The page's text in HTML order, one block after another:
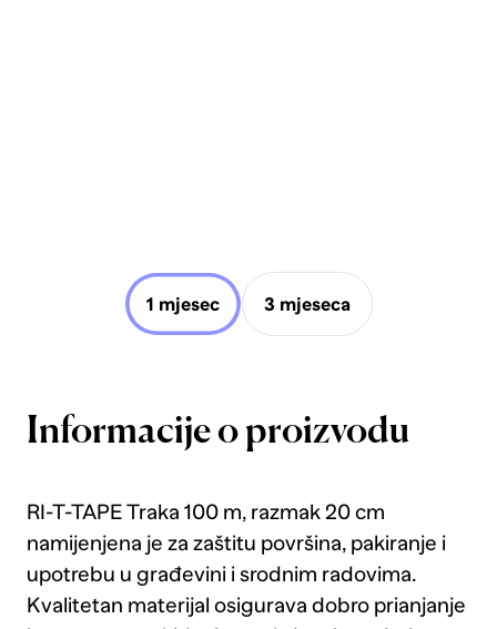
1 mjesec 3 mjeseca
Informacije o proizvodu
RI-T-TAPE Traka 100 m, razmak 20 cm
namijenjena je za zaštitu površina, pakiranje i
upotrebu u građevini i srodnim radovima.
Kvalitetan materijal osigurava dobro prianjanje